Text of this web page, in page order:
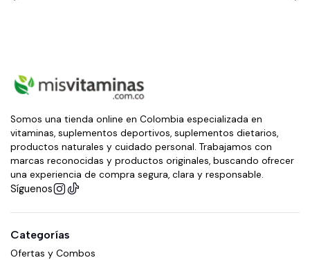
Somos una tienda online en Colombia especializada en
vitaminas, suplementos deportivos, suplementos dietarios,
productos naturales y cuidado personal. Trabajamos con
marcas reconocidas y productos originales, buscando ofrecer
una experiencia de compra segura, clara y responsable.
Síguenos
Categorías
Ofertas y Combos